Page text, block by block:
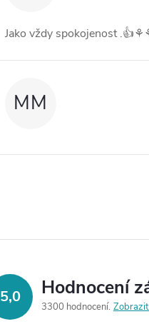
Jako vždy spokojenost
MM
5,0 Hodnocení
3300 hodnocení